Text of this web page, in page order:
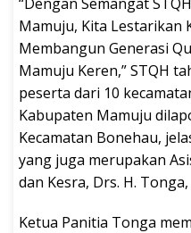
Mamuju, Kita Lestarikan
Membangun Generasi
Mamuju Keren,” STQH
peserta dari 10
Kabupaten Mamuju
Kecamatan Bonehau,
yang juga merupakan
dan Kesra, Drs. H. Tonga,
Ketua Panitia Tonga